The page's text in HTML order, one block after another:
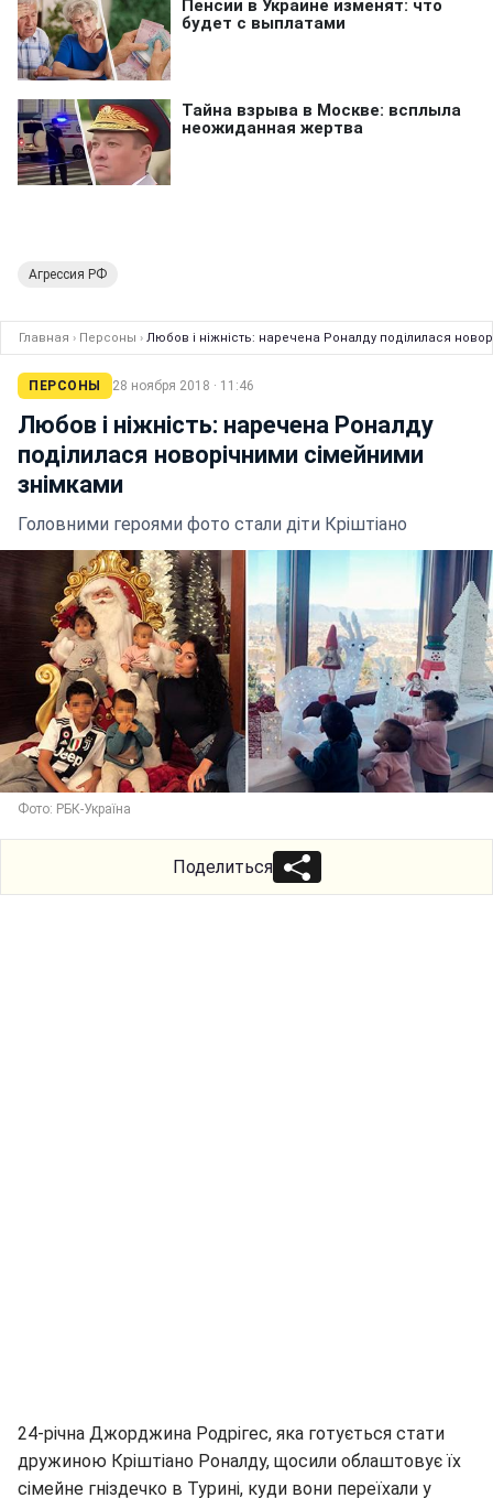
Агрессия РФ
Главная › Персоны › Любов і ніжність: наречена Роналду поділилася
ПЕРСОНЫ 28 ноября 2018 · 11:46
Любов і ніжність: наречена Роналду
поділилася новорічними сімейними
знімками
Головними героями фото стали діти Кріштіано
Фото: РБК-Україна
Поделиться
24-річна Джорджина Родрігес, яка готується стати
дружиною Кріштіано Роналду, щосили облаштовує їх
сімейне гніздечко в Турині, куди вони переїхали у